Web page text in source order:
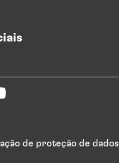
de proteção de dados